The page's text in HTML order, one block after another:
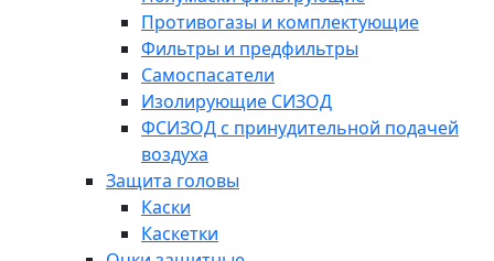
Противогазы и комплектующие
Фильтры и предфильтры
Самоспасатели
Изолирующие СИЗОД
ФСИЗОД с принудительной подачей
воздуха
Защита головы
Каски
Каскетки